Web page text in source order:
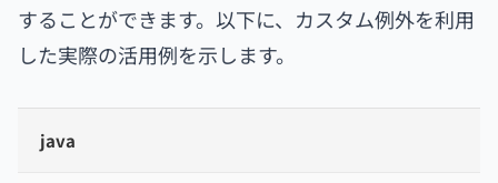
することができます。以下に、カスタム例外を利用
した実際の活用例を示します。
java